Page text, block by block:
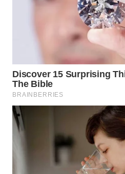
TANJUNG
WN
SIMALUNGUN
LABUHANBATU